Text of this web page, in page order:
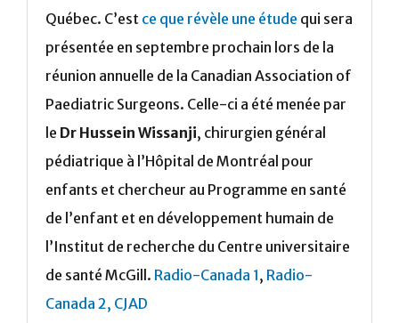
Québec. C’est ce que révèle une étude qui sera
présentée en septembre prochain lors de la
réunion annuelle de la Canadian Association of
Paediatric Surgeons. Celle-ci a été menée par
le Dr Hussein Wissanji, chirurgien général
pédiatrique à l’Hôpital de Montréal pour
enfants et chercheur au Programme en santé
de l’enfant et en développement humain de
l’Institut de recherche du Centre universitaire
de santé McGill. Radio-Canada 1, Radio-
Canada 2, CJAD